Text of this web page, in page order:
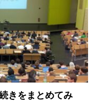
きをまとめてみ